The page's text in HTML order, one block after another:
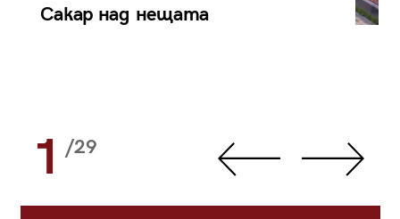
Сакар над нещата
1 /29